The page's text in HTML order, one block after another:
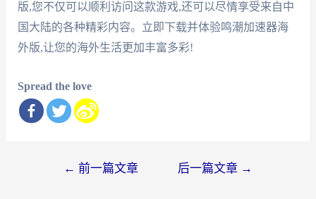
版,您不仅可以顺利访问这款游戏,还可以尽情享受来自中
国大陆的各种精彩内容。立即下载并体验鸣潮加速器海
外版,让您的海外生活更加丰富多彩!
Spread the love
← 前一篇文章 后一篇文章 →